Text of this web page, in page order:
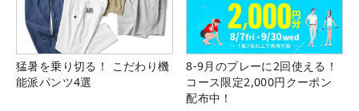
猛暑を乗り切る！ こだわり機
能派パンツ4選
8-9月のプレーに2回使える！
コース限定2,000円クーポン
配布中！